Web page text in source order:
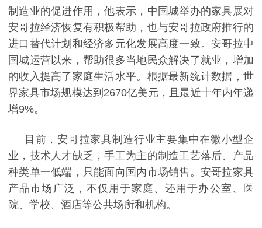
制造业的促进作用，他表示，中国城举办的家具展对
安哥拉经济恢复有积极帮助，也与安哥拉政府推行的
进口替代计划和经济多元化发展高度一致。安哥拉中
国城运营以来，帮助很多当地民众解决了就业，增加
的收入提高了家庭生活水平。根据最新统计数据，世
界家具市场规模达到 2670亿美元，且最近十年内年递
增9%。
目前，安哥拉家具制造行业主要集中在微小型企
业，技术人才缺乏，手工为主的制造工艺落后、产品
种类单一低端，只能面向国内市场销售。安哥拉家具
产品市场广泛，不仅用于家庭、还用于办公室、医
院、学校、酒店等公共场所和机构。